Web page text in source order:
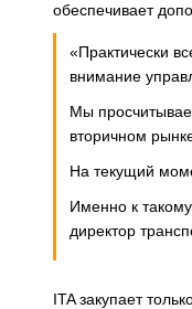
обеспечивает
«Практически
внимание
Мы
вторичном
На текущий
Именно к
директор
ITA закупает